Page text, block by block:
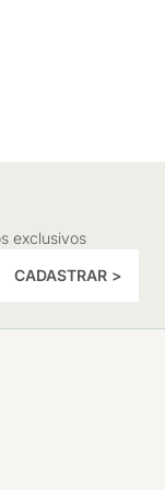
exclusivos
CADASTRAR >